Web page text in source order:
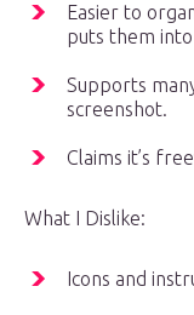
Easier to
puts them
Supports
screenshot.
Claims it’s
What I Dislike:
Icons and